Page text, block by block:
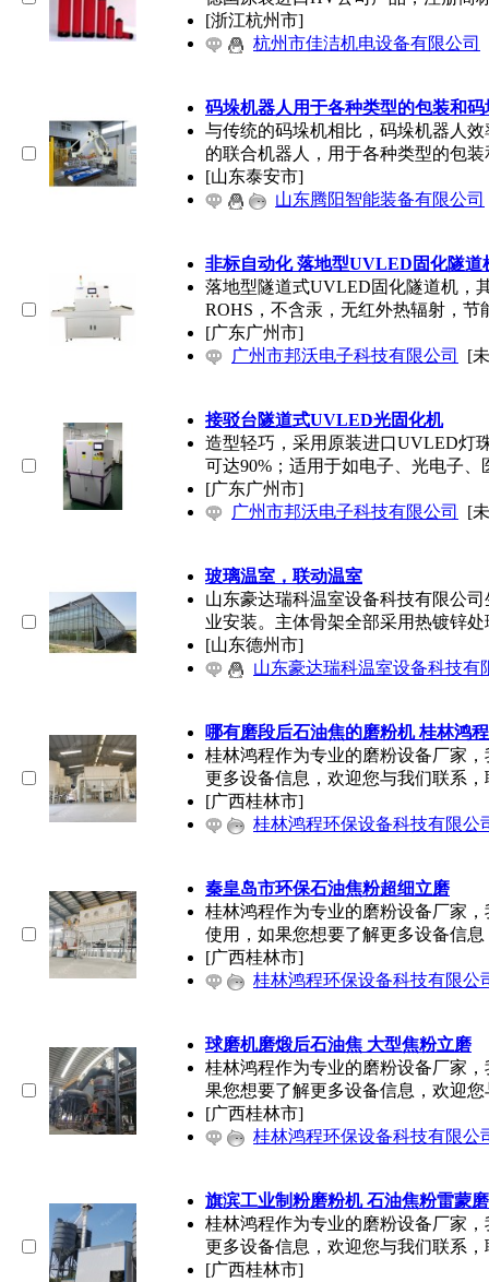
[浙江杭州市]
杭州市佳洁机电设备有限公司
码垛机器人用于各种类型的包装和码
与传统的码垛机相比，码垛机器人
的联合机器人，用于各种类型的包装
[山东泰安市]
山东腾阳智能装备有限公司
非标自动化 落地型UVLED固化隧道
落地型隧道式UVLED固化隧道机，
ROHS，不含汞，无红外热辐射，节
[广东广州市]
广州市邦沃电子科技有限公司
[
接驳台隧道式UVLED光固化机
造型轻巧，采用原装进口UVLED灯
可达90%；适用于如电子、光电子、
[广东广州市]
广州市邦沃电子科技有限公司
[
玻璃温室，联动温室
山东豪达瑞科温室设备科技有限公
业安装。主体骨架全部采用热镀锌处
[山东德州市]
山东豪达瑞科温室设备科技有
哪有磨段后石油焦的磨粉机 桂林鸿
桂林鸿程作为专业的磨粉设备厂家
更多设备信息，欢迎您与我们联系，
[广西桂林市]
桂林鸿程环保设备科技有限公
秦皇岛市环保石油焦粉超细立磨
桂林鸿程作为专业的磨粉设备厂家
使用，如果您想要了解更多设备信息
[广西桂林市]
桂林鸿程环保设备科技有限公
球磨机磨煅后石油焦 大型焦粉立磨
桂林鸿程作为专业的磨粉设备厂家
果您想要了解更多设备信息，欢迎您
[广西桂林市]
桂林鸿程环保设备科技有限公
旗滨工业制粉磨粉机 石油焦粉雷蒙磨
桂林鸿程作为专业的磨粉设备厂家
更多设备信息，欢迎您与我们联系，
[广西桂林市]